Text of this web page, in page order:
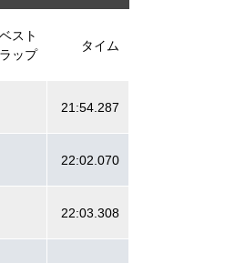
ベスト
ラップ
タイム
21:54.287
22:02.070
22:03.308